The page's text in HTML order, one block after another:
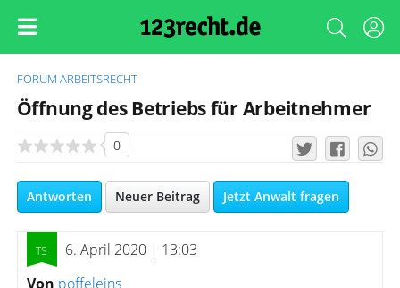
FORUM ARBEITSRECHT
Öffnung des Betriebs für Arbeitnehmer
0
Antworten Neuer Beitrag Jetzt Anwalt fragen
6. April 2020 | 13:03
Von poffeleins